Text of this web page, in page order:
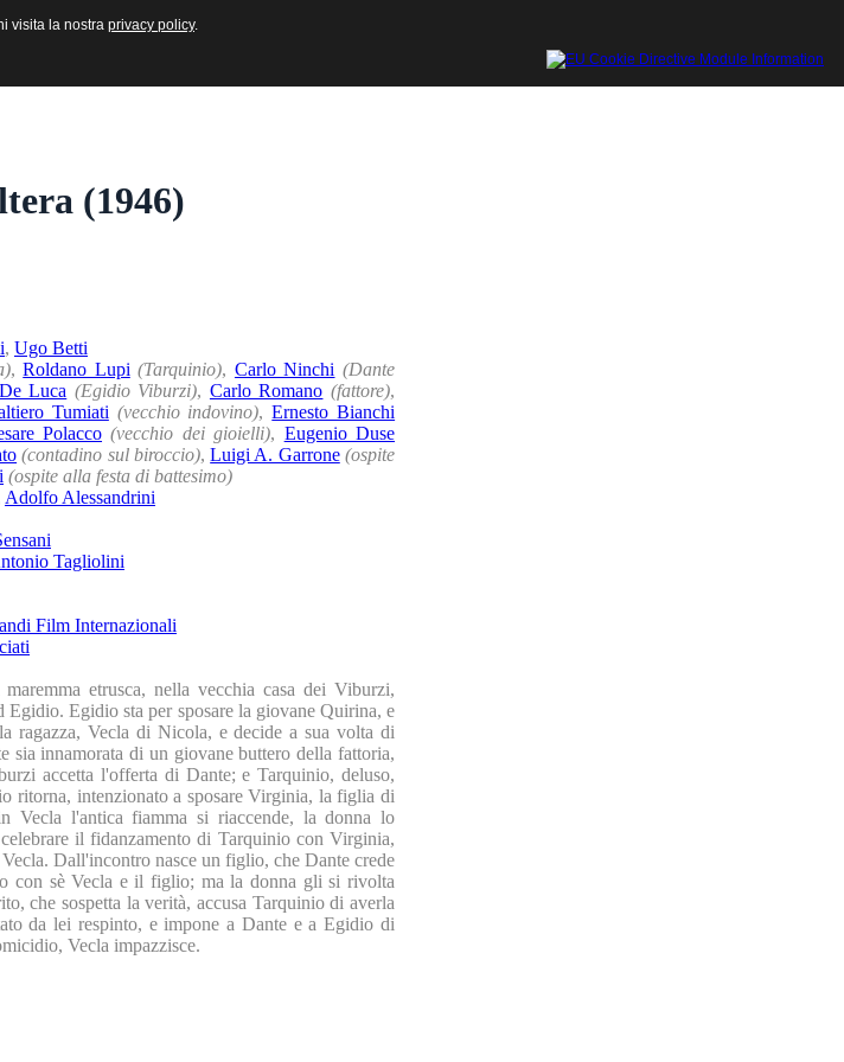
(1946)
, Ugo Betti
,Roldano Lupi (Tarquinio), Carlo Ninchi (Dante
Luca (Egidio Viburzi), Carlo Romano (fattore),
Tumiati (vecchio indovino),Ernesto Bianchi
Polacco (vecchio dei gioielli), Eugenio Duse
(contadino sul biroccio),Luigi A. Garrone (ospite
(ospite alla festa di battesimo)
Adolfo Alessandrini
Tagliolini
Film Internazionali
etrusca, nella vecchia casa dei Viburzi,
Egidio sta per sposare la giovane Quirina, e
ragazza, Vecla di Nicola, e decide a sua volta di
sia innamorata di un giovane buttero della fattoria,
accetta l'offerta di Dante; e Tarquinio, deluso,
ritorna, intenzionato a sposare Virginia, la figlia di
Vecla l'antica fiamma si riaccende, la donna lo
il fidanzamento di Tarquinio con Virginia,
Dall'incontro nasce un figlio, che Dante crede
con sè Vecla e il figlio; ma la donna gli si rivolta
che sospetta la verità, accusa Tarquinio di averla
da lei respinto, e impone a Dante e a Egidio di
Vecla impazzisce.
visita la nostra privacy policy.
visita la nostra privacy policy.